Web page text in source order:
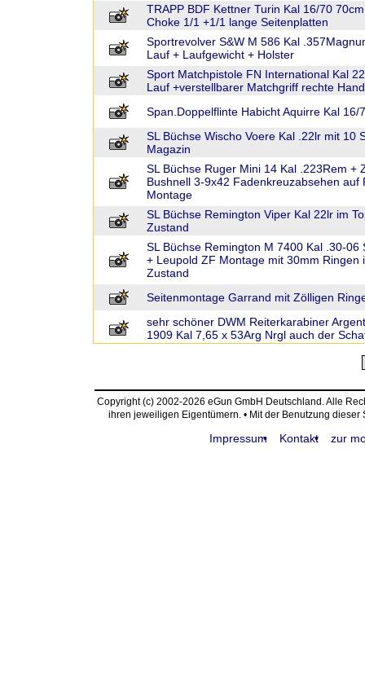
TRAPP BDF Kettner Turin Kal 16/70
Choke 1/1 +1/1 lange Seitenplatten
Sportrevolver S&W M 586 Kal
Lauf + Laufgewicht + Holster
Sport Matchpistole FN International Kal
Lauf +verstellbarer Matchgriff rechte Hand
Span.Doppelflinte Habicht Aquirre Kal 16/
SL Büchse Wischo Voere Kal .22lr mit 10
Magazin
SL Büchse Ruger Mini 14 Kal .223Rem +
Bushnell 3-9x42 Fadenkreuzabsehen auf
Montage
SL Büchse Remington Viper Kal 22lr im
Zustand
SL Büchse Remington M 7400 Kal .30-06
+ Leupold ZF Montage mit 30mm Ringen
Zustand
Seitenmontage Garrand mit Zölligen
sehr schöner DWM Reiterkarabiner
1909 Kal 7,65 x 53Arg Nrgl auch der
Copyright (c) 2002-2026 eGun GmbH Deutschland. Alle
ihren jeweiligen Eigentümern. • Mit der Benutzung
Impressum Kontakt zur